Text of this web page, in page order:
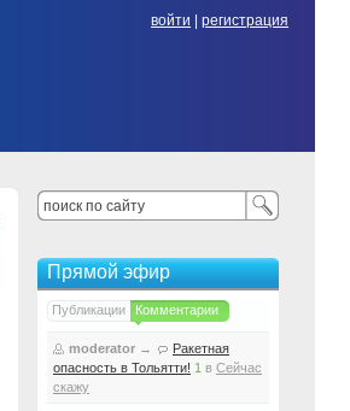
войти регистрация
Прямой эфир
Публикации Комментарии
moderator →
Ракетная
опасность в Тольятти! 1 в Сейчас
скажу